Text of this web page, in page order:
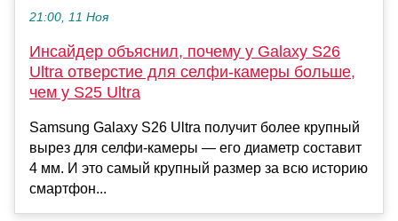
21:00, 11 Ноя
Инсайдер объяснил, почему у Galaxy S26
Ultra отверстие для селфи-камеры больше,
чем у S25 Ultra
Samsung Galaxy S26 Ultra получит более крупный
вырез для селфи-камеры — его диаметр составит
4 мм. И это самый крупный размер за всю историю
смартфон...